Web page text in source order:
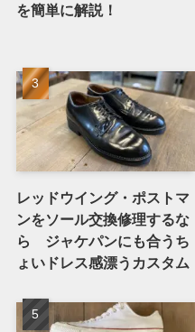
を簡単に解説！
レッドウイング・ポストマ
ンをソール交換修理するな
ら ジャケパンにも合うち
ょいドレス感漂うカスタム